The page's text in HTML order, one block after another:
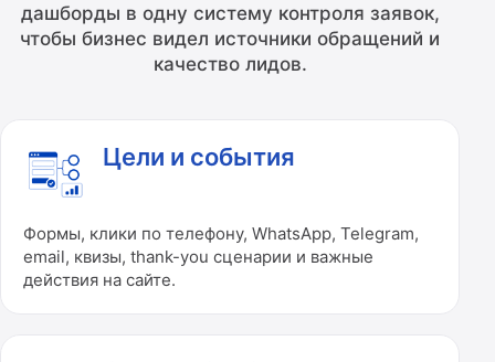
дашборды в одну систему контроля заявок,
чтобы бизнес видел источники обращений и
качество лидов.
Цели и события
Формы, клики по телефону, WhatsApp, Telegram,
email, квизы, thank-you сценарии и важные
действия на сайте.